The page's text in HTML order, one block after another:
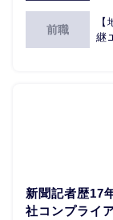
前職
継
新聞記者歴17
社コンプライ